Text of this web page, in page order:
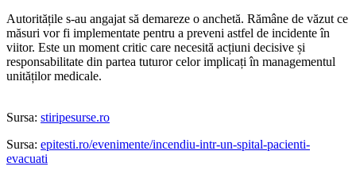
Autoritățile s-au angajat să demareze o anchetă. Rămâne de văzut ce
măsuri vor fi implementate pentru a preveni astfel de incidente în
viitor. Este un moment critic care necesită acțiuni decisive și
responsabilitate din partea tuturor celor implicați în managementul
unităților medicale.
Sursa: stiripesurse.ro
Sursa: epitesti.ro/evenimente/incendiu-intr-un-spital-pacienti-
evacuati